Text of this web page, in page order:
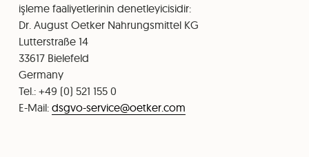
işleme faaliyetlerinin denetleyicisidir:
Dr. August Oetker Nahrungsmittel KG
Lutterstraße 14
33617 Bielefeld
Germany
Tel.: +49 (0) 521 155 0
E-Mail: dsgvo-service@oetker.com